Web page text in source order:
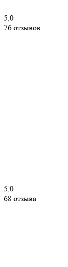
5,0
76 отзывов
5,0
68 отзыва